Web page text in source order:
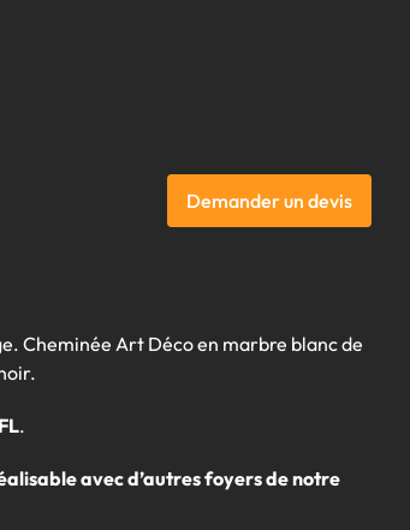
Demander un devis
Cheminée Art Déco en marbre blanc de
.
avec d’autres foyers de notre